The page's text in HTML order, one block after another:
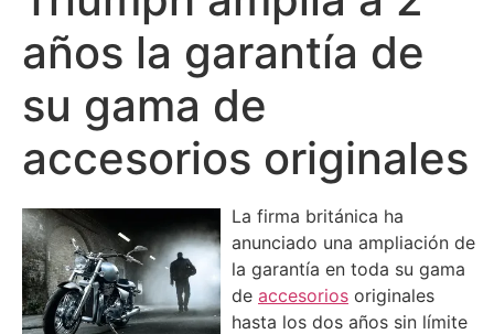
años la garantía de
su gama de
accesorios originales
La firma británica ha
anunciado una ampliación de
la garantía en toda su gama
de accesorios originales
hasta los dos años sin límite